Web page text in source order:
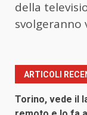
della
svolgeranno
ARTICOLI
Torino, vede il